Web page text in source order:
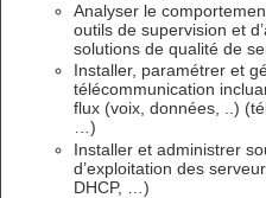
Analyser le
outils de supervision et
solutions de qualité de
Installer, paramétrer et
télécommunication
flux (voix, données, ..)
…)
Installer et administrer
d’exploitation des
DHCP, …)